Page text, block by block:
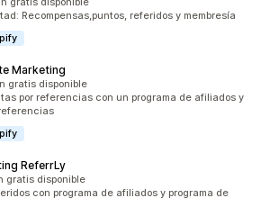
total
Recompensas,puntos, referidos y membresía
Marketing
total
gratis disponible
por referencias con un programa de afiliados y
ReferrLy
gratis disponible
con programa de afiliados y programa de